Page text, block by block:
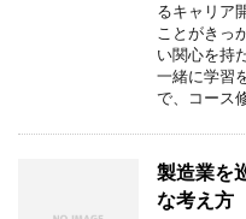
るキャリア
ことがきっ
い関心を持
一緒に学習
で、コース
製造業を
な考え方